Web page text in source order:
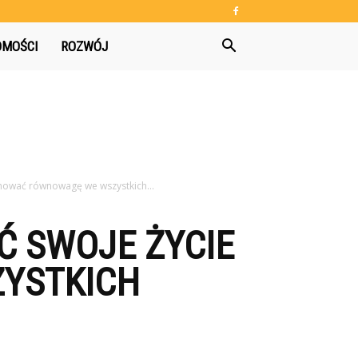
ROZWÓJ
równowagę we wszystkich...
SWOJE ŻYCIE